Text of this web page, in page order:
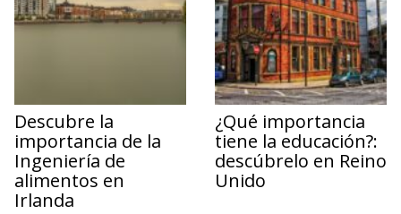
Descubre la
importancia de la
Ingeniería de
alimentos en
Irlanda
¿Qué importancia
tiene la educación?:
descúbrelo en Reino
Unido